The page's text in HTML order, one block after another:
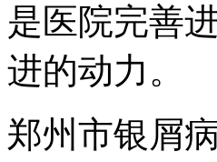
是医院完善
进的动力。
郑州市银屑